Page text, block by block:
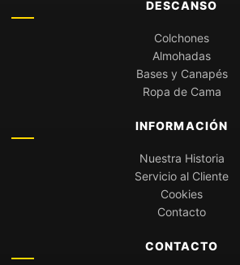
DESCANSO
Colchones
Almohadas
Bases y Canapés
Ropa de Cama
INFORMACIÓN
Nuestra Historia
Servicio al Cliente
Cookies
Contacto
CONTACTO